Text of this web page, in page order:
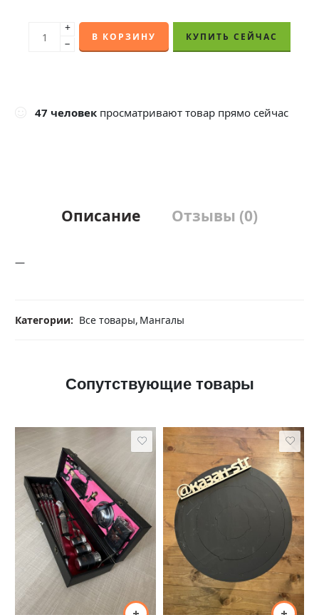
+
−
В КОРЗИНУ КУПИТЬ СЕЙЧАС
47 человек просматривают товар прямо сейчас
Описание Отзывы (0)
—
Категории: Все товары, Мангалы
Сопутствующие товары
400
430